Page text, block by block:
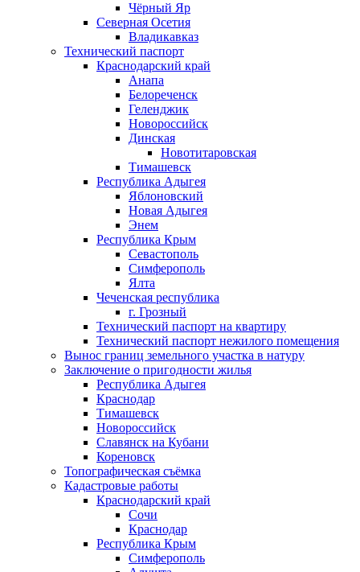
Чёрный Яр
Северная Осетия
Владикавказ
Технический паспорт
Краснодарский край
Анапа
Белореченск
Геленджик
Новороссийск
Динская
Новотитаровская
Тимашевск
Республика Адыгея
Яблоновский
Новая Адыгея
Энем
Республика Крым
Севастополь
Симферополь
Ялта
Чеченская республика
г. Грозный
Технический паспорт на квартиру
Технический паспорт нежилого помещения
Вынос границ земельного участка в натуру
Заключение о пригодности жилья
Республика Адыгея
Краснодар
Тимашевск
Новороссийск
Славянск на Кубани
Кореновск
Топографическая съёмка
Кадастровые работы
Краснодарский край
Сочи
Краснодар
Республика Крым
Симферополь